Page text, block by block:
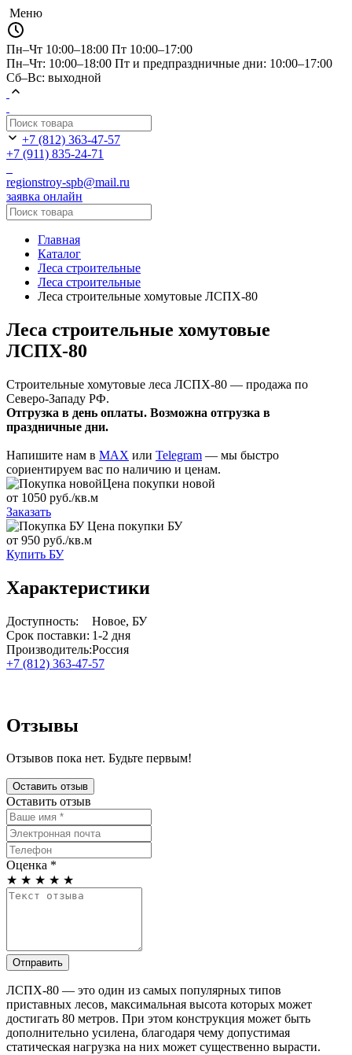
Меню
Пн–Чт 10:00–18:00 Пт 10:00–17:00
Пн–Чт: 10:00–18:00 Пт и предпраздничные дни: 10:00–17:00
Сб–Вс: выходной
+7 (812) 363-47-57
+7 (911) 835-24-71
regionstroy-spb@mail.ru
заявка онлайн
Главная
Каталог
Леса строительные
Леса строительные
Леса строительные хомутовые ЛСПХ-80
Леса строительные хомутовые
ЛСПХ-80
Строительные хомутовые леса ЛСПХ-80 — продажа по
Северо-Западу РФ.
Отгрузка в день оплаты. Возможна отгрузка в
праздничные дни.
Напишите нам в MAX или Telegram — мы быстро
сориентируем вас по наличию и ценам.
Цена покупки новой
от 1050 руб./кв.м
Заказать
Цена покупки БУ
от 950 руб./кв.м
Купить БУ
Характеристики
Доступность:
Новое, БУ
Срок поставки: 1-2 дня
Производитель:Россия
+7 (812) 363-47-57
Отзывы
Отзывов пока нет. Будьте первым!
Оставить отзыв
Оставить отзыв
Оценка *
★ ★ ★ ★ ★
Отправить
ЛСПХ-80 — это один из самых популярных типов
приставных лесов, максимальная высота которых может
достигать 80 метров. При этом конструкция может быть
дополнительно усилена, благодаря чему допустимая
статическая нагрузка на них может существенно вырасти.